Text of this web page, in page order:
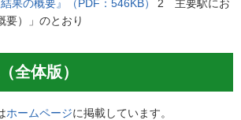
結果の概要』（PDF：546KB）
2 主要駅にお
要）」のとおり
全体版）
ホームページに掲載しています。